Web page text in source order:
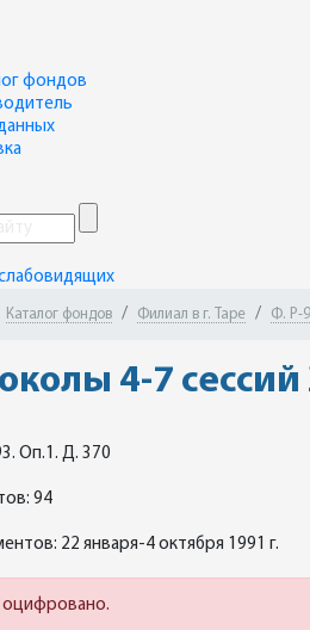
фондов
Каталог фондов Филиал в г. Таре Ф. Р-
4-7 сессий
Оп.1. Д. 370
94
22 января-4 октября 1991 г.